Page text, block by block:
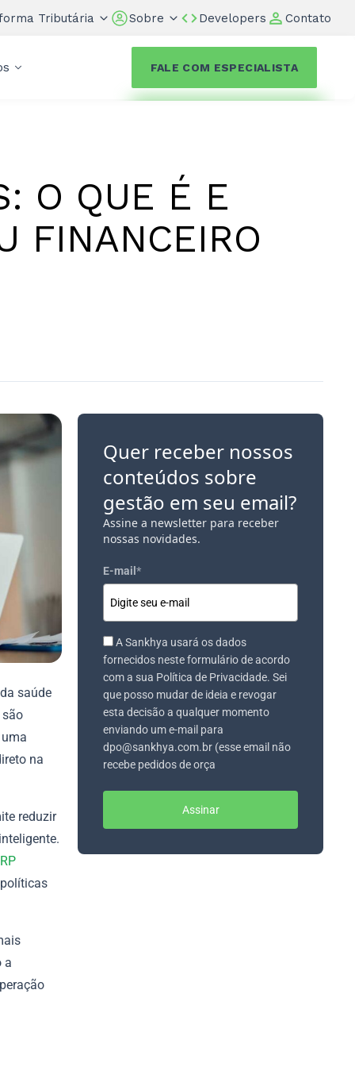
Tributária Sobre Developers Contato
FALE COM ESPECIALISTA
O QUE É E
FINANCEIRO
saúde
são
na
reduzir
a
Quer receber nossos
conteúdos sobre
gestão em seu email?
Assine a newsletter para receber
nossas novidades.
E-mail *
A Sankhya usará os dados
fornecidos neste formulário de acordo
com a sua Política de Privacidade. Sei
que posso mudar de ideia e revogar
esta decisão a qualquer momento
enviando um e-mail para
dpo@sankhya.com.br (esse email não
recebe pedidos de orça
Assinar